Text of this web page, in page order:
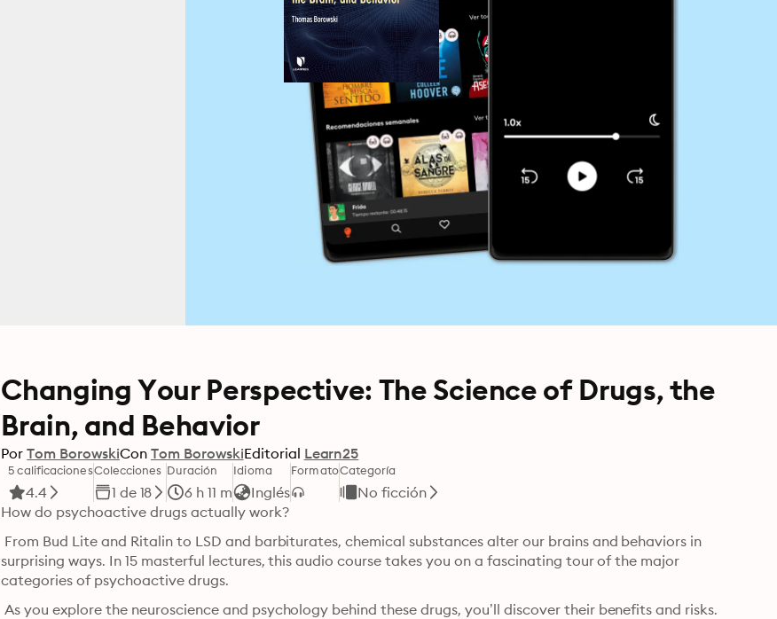
Changing Your Perspective: The Science of Drugs, the
Brain, and Behavior
Por Tom BorowskiCon Tom BorowskiEditorial Learn25
5 calificaciones
4.4
Colecciones
1 de 18
Duración
6 h 11 m
Idioma
Inglés
FormatoCategoría
No ficción
How do psychoactive drugs actually work?
From Bud Lite and Ritalin to LSD and barbiturates, chemical substances alter our brains and behaviors in
surprising ways. In 15 masterful lectures, this audio course takes you on a fascinating tour of the major
categories of psychoactive drugs.
As you explore the neuroscience and psychology behind these drugs, you’ll discover their benefits and risks.